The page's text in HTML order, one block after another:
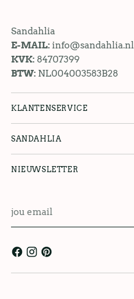
Sandahlia
E-MAIL: info@sandahlia.nl
KVK: 84707399
BTW: NL004003583B28
KLANTENSERVICE
SANDAHLIA
NIEUWSLETTER
email